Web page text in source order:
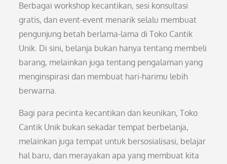
Berbagai workshop kecantikan, sesi konsultasi
gratis, dan event-event menarik selalu membuat
pengunjung betah berlama-lama di Toko Cantik
Unik. Di sini, belanja bukan hanya tentang membeli
barang, melainkan juga tentang pengalaman yang
menginspirasi dan membuat hari-harimu lebih
berwarna.
Bagi para pecinta kecantikan dan keunikan, Toko
Cantik Unik bukan sekadar tempat berbelanja,
melainkan juga tempat untuk bersosialisasi, belajar
hal baru, dan merayakan apa yang membuat kita